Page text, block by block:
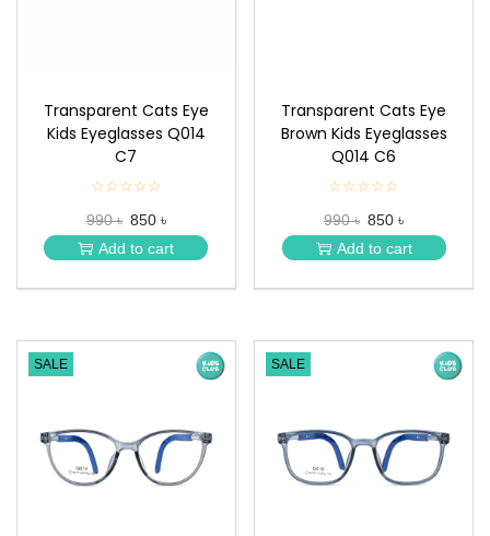
Transparent Cats Eye
Kids Eyeglasses Q014
C7
☆☆☆☆☆
★
★
★
★
990 ৳ 850 ৳
Add to cart
Transparent Cats Eye
Brown Kids Eyeglasses
Q014 C6
☆☆☆☆☆
★
★
★
★
990 ৳ 850 ৳
Add to cart
SALE SALE